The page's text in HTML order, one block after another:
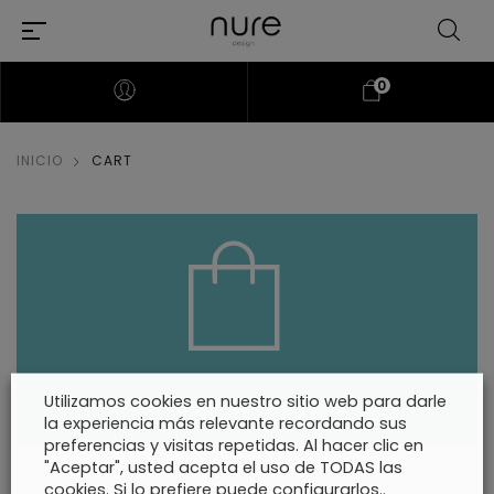
0
INICIO CART
Tu carrito está vacío.
Utilizamos cookies en nuestro sitio web para darle
la experiencia más relevante recordando sus
preferencias y visitas repetidas. Al hacer clic en
"Aceptar", usted acepta el uso de TODAS las
cookies. Si lo prefiere puede configurarlos..